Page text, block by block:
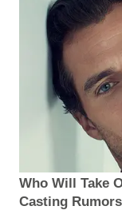
Who Will Take
Casting Rumors